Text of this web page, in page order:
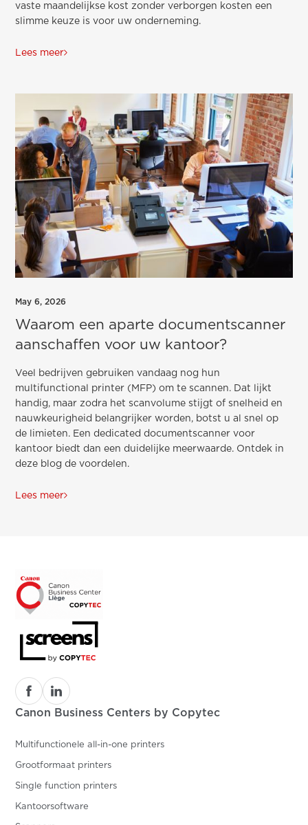
vaste maandelijkse kost zonder verborgen kosten een
slimme keuze is voor uw onderneming.
Lees meer
May 6, 2026
Waarom een aparte documentscanner
aanschaffen voor uw kantoor?
Veel bedrijven gebruiken vandaag nog hun
multifunctional printer (MFP) om te scannen. Dat lijkt
handig, maar zodra het scanvolume stijgt of snelheid en
nauwkeurigheid belangrijker worden, botst u al snel op
de limieten. Een dedicated documentscanner voor
kantoor biedt dan een duidelijke meerwaarde. Ontdek in
deze blog de voordelen.
Lees meer
Canon Business Centers by Copytec
Multifunctionele all-in-one printers
Grootformaat printers
Single function printers
Kantoorsoftware